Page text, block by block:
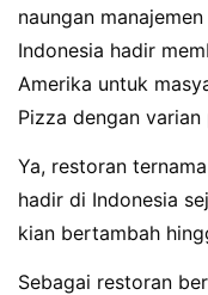
naungan
Indonesia hadir
Amerika untuk
Pizza dengan
Ya, restoran
hadir di Indonesia
kian bertambah
Sebagai restoran